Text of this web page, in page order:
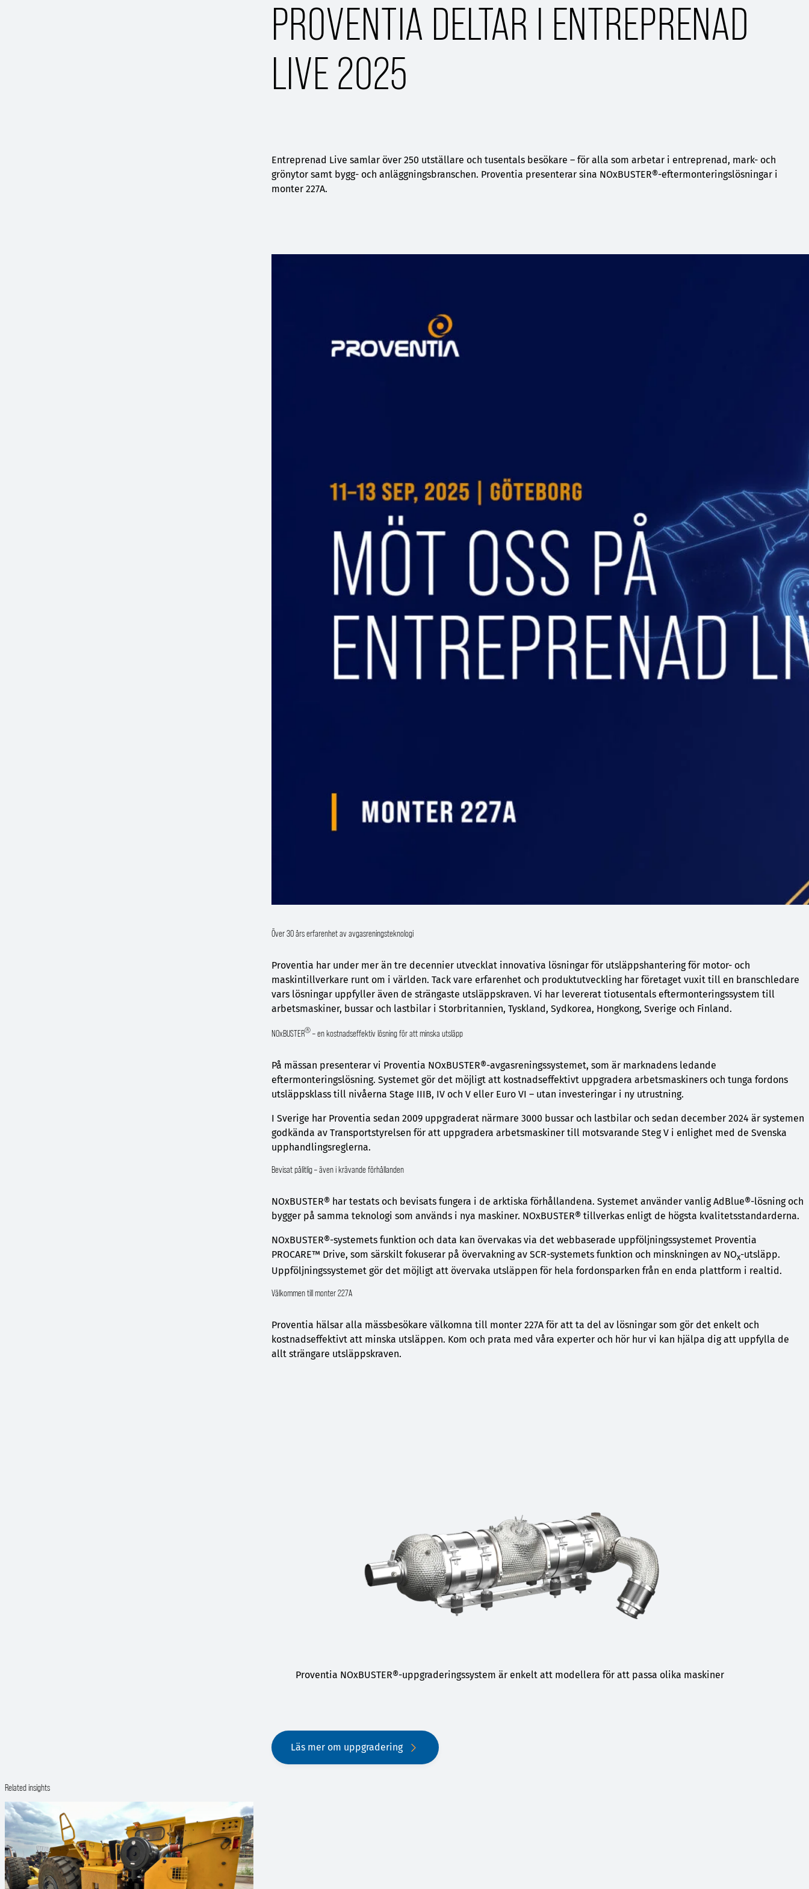
PROVENTIA DELTAR I ENTREPRENAD
LIVE 2025
Entreprenad Live samlar över 250 utställare och tusentals besökare – för alla som arbetar i entreprenad, mark- och
grönytor samt bygg- och anläggningsbranschen. Proventia presenterar sina NOxBUSTER®-eftermonteringslösningar i
monter 227A.
Över 30 års erfarenhet av avgasreningsteknologi
Proventia har under mer än tre decennier utvecklat innovativa lösningar för utsläppshantering för motor- och
maskintillverkare runt om i världen. Tack vare erfarenhet och produktutveckling har företaget vuxit till en branschledare
vars lösningar uppfyller även de strängaste utsläppskraven. Vi har levererat tiotusentals eftermonteringssystem till
arbetsmaskiner, bussar och lastbilar i Storbritannien, Tyskland, Sydkorea, Hongkong, Sverige och Finland.
NOxBUSTER®– en kostnadseffektiv lösning för att minska utsläpp
På mässan presenterar vi Proventia NOxBUSTER®-avgasreningssystemet, som är marknadens ledande
eftermonteringslösning. Systemet gör det möjligt att kostnadseffektivt uppgradera arbetsmaskiners och tunga fordons
utsläppsklass till nivåerna Stage IIIB, IV och V eller Euro VI – utan investeringar i ny utrustning.
I Sverige har Proventia sedan 2009 uppgraderat närmare 3000 bussar och lastbilar och sedan december 2024 är systemen
godkända av Transportstyrelsen för att uppgradera arbetsmaskiner till motsvarande Steg V i enlighet med de Svenska
upphandlingsreglerna.
Bevisat pålitlig – även i krävande förhållanden
NOxBUSTER® har testats och bevisats fungera i de arktiska förhållandena. Systemet använder vanlig AdBlue®-lösning och
bygger på samma teknologi som används i nya maskiner. NOxBUSTER® tillverkas enligt de högsta kvalitetsstandarderna.
NOxBUSTER®-systemets funktion och data kan övervakas via det webbaserade uppföljningssystemet Proventia
PROCARE™ Drive, som särskilt fokuserar på övervakning av SCR-systemets funktion och minskningen av NOx-utsläpp.
Uppföljningssystemet gör det möjligt att övervaka utsläppen för hela fordonsparken från en enda plattform i realtid.
Välkommen till monter 227A
Proventia hälsar alla mässbesökare välkomna till monter 227A för att ta del av lösningar som gör det enkelt och
kostnadseffektivt att minska utsläppen. Kom och prata med våra experter och hör hur vi kan hjälpa dig att uppfylla de
allt strängare utsläppskraven.
Proventia NOxBUSTER®-uppgraderingssystem är enkelt att modellera för att passa olika maskiner
Läs mer om uppgradering
Related insights